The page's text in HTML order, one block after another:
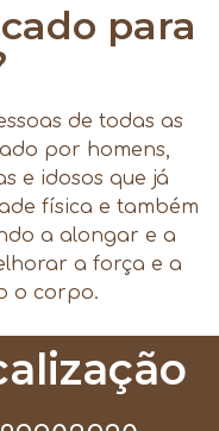
para
de todas as
por homens,
e idosos que já
física e também
a alongar e a
a força e a
o corpo.